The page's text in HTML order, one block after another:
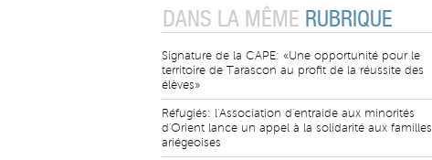
DANS LA MÊME RUBRIQUE
Signature de la CAPE: «Une opportunité pour le
territoire de Tarascon au profit de la réussite des
élèves»
Réfugiés: l'Association d'entraide aux minorités
d'Orient lance un appel à la solidarité aux familles
ariégeoises